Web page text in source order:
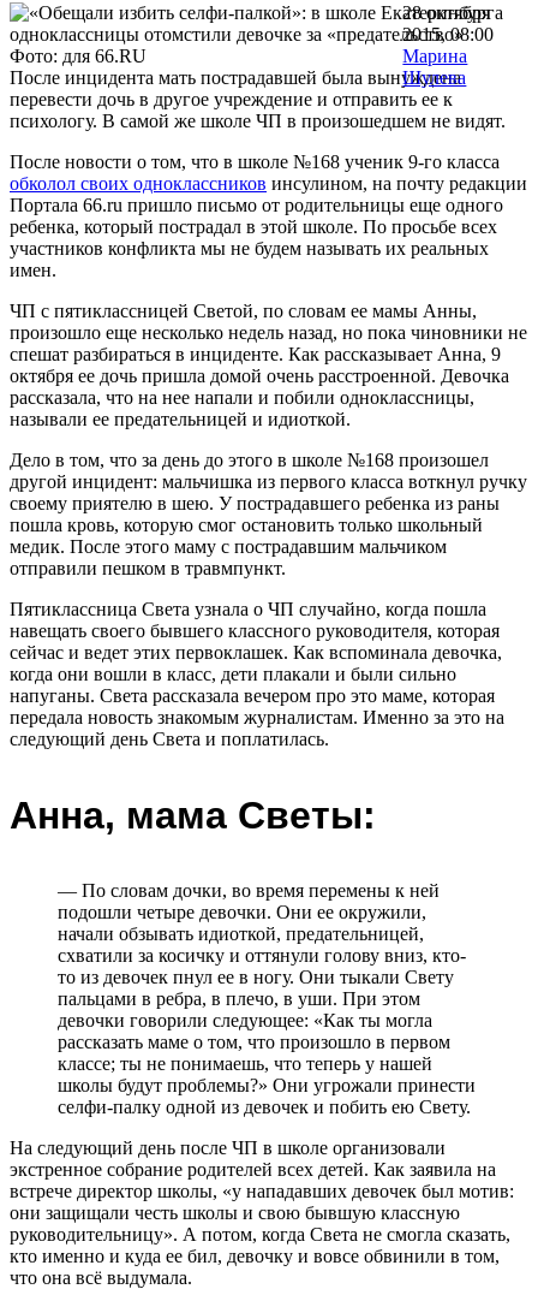
28 октября
2015, 08:00
Марина
Шулева
Фото: для 66.RU
После инцидента мать пострадавшей была вынуждена
перевести дочь в другое учреждение и отправить ее к
психологу. В самой же школе ЧП в произошедшем не видят.
После новости о том, что в школе №168 ученик 9-го класса
обколол своих одноклассников инсулином, на почту редакции
Портала 66.ru пришло письмо от родительницы еще одного
ребенка, который пострадал в этой школе. По просьбе всех
участников конфликта мы не будем называть их реальных
имен.
ЧП с пятиклассницей Светой, по словам ее мамы Анны,
произошло еще несколько недель назад, но пока чиновники не
спешат разбираться в инциденте. Как рассказывает Анна, 9
октября ее дочь пришла домой очень расстроенной. Девочка
рассказала, что на нее напали и побили одноклассницы,
называли ее предательницей и идиоткой.
Дело в том, что за день до этого в школе №168 произошел
другой инцидент: мальчишка из первого класса воткнул ручку
своему приятелю в шею. У пострадавшего ребенка из раны
пошла кровь, которую смог остановить только школьный
медик. После этого маму с пострадавшим мальчиком
отправили пешком в травмпункт.
Пятиклассница Света узнала о ЧП случайно, когда пошла
навещать своего бывшего классного руководителя, которая
сейчас и ведет этих первоклашек. Как вспоминала девочка,
когда они вошли в класс, дети плакали и были сильно
напуганы. Света рассказала вечером про это маме, которая
передала новость знакомым журналистам. Именно за это на
следующий день Света и поплатилась.
Анна, мама Светы:
— По словам дочки, во время перемены к ней
подошли четыре девочки. Они ее окружили,
начали обзывать идиоткой, предательницей,
схватили за косичку и оттянули голову вниз, кто-
то из девочек пнул ее в ногу. Они тыкали Свету
пальцами в ребра, в плечо, в уши. При этом
девочки говорили следующее: «Как ты могла
рассказать маме о том, что произошло в первом
классе; ты не понимаешь, что теперь у нашей
школы будут проблемы?» Они угрожали принести
селфи-палку одной из девочек и побить ею Свету.
На следующий день после ЧП в школе организовали
экстренное собрание родителей всех детей. Как заявила на
встрече директор школы, «у нападавших девочек был мотив:
они защищали честь школы и свою бывшую классную
руководительницу». А потом, когда Света не смогла сказать,
кто именно и куда ее бил, девочку и вовсе обвинили в том,
что она всё выдумала.